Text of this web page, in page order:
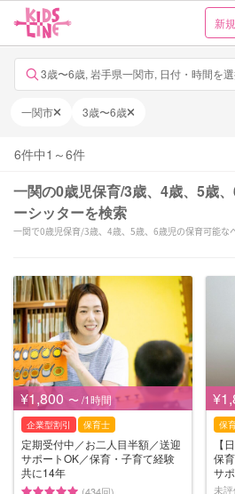
新
3歳〜6歳, 岩手県一関市, 日付・時間を
一関市 3歳〜6歳
6件中1 ～6件
一関の0歳児保育/3歳、4歳、5歳
ーシッターを検索
一関で0歳児保育/3歳、4歳、5歳、6歳児の保育可能な
愛情を持ってサポートいたします♡」「【全国1位経
るサポートを致します♪」などの強みを持つシッターが
ルを持ったサポーターの中から、ご予算や依頼内容に合
¥1,800 〜 /1時間
企業型割引 保育士
定期受付中／お二人目半額／送迎
サポートOK／保育・子育て経験
共に14年
保
【
保
サ
未